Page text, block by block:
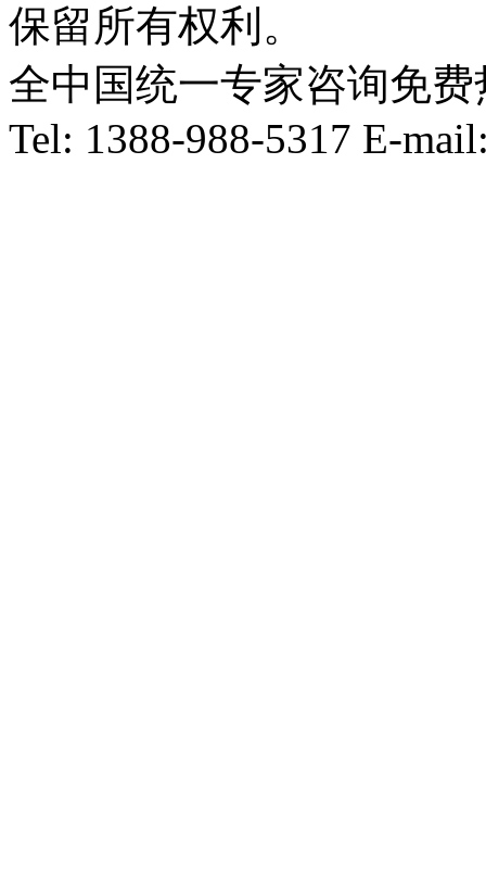
保留所有权利。
全中国统一专家咨询免费
Tel: 1388-988-5317 E-